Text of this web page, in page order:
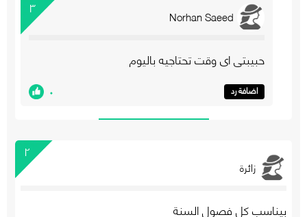
٣ Norhan Saeed
حبيبتي اي وقت تحتاجيه باليوم
اضافة رد ٠
٢
زائرة
بيناسب كل فصول السنة